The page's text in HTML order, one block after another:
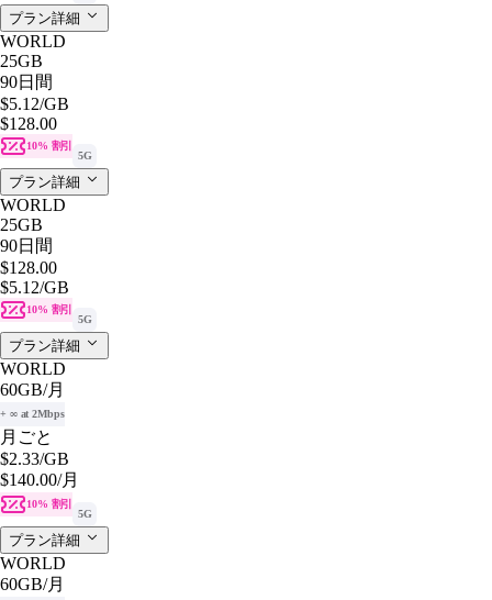
プラン詳細
WORLD
25GB
90日間
$5.12/GB
$128.00
10% 割引
5G
プラン詳細
WORLD
25GB
90日間
$128.00
$5.12/GB
10% 割引
5G
プラン詳細
WORLD
60GB/月
+ ∞ at 2Mbps
月ごと
$2.33/GB
$140.00/月
10% 割引
5G
プラン詳細
WORLD
60GB/月